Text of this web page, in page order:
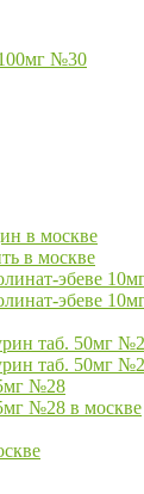
№30
в москве
в москве
эбеве
эбеве
таб. 50мг
таб. 50мг
№28
№28 в москве